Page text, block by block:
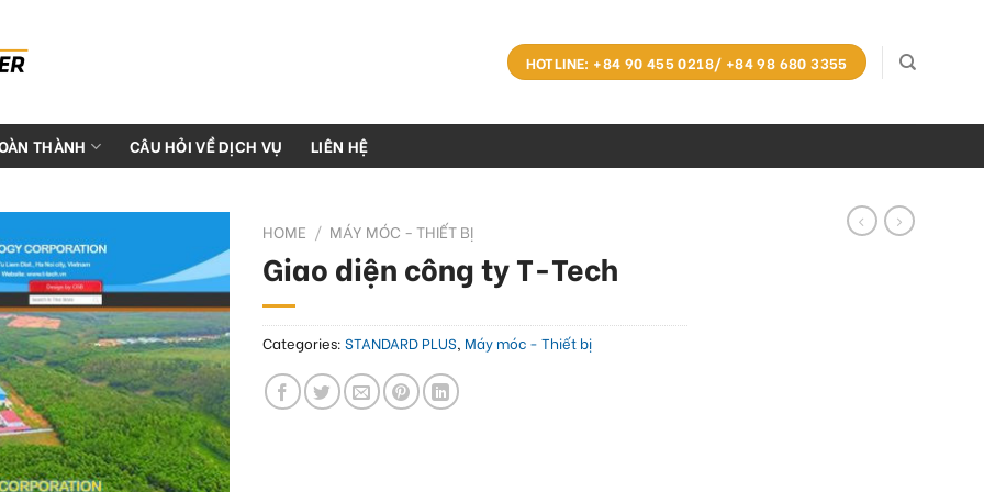
HOTLINE: +84 90 455 0218/ +84 98 680 3355
THÀNH CÂU HỎI VỀ DỊCH VỤ LIÊN HỆ
HOME / MÁY MÓC - THIẾT BỊ
Giao diện công ty T-Tech
Categories: STANDARD PLUS, Máy móc - Thiết bị